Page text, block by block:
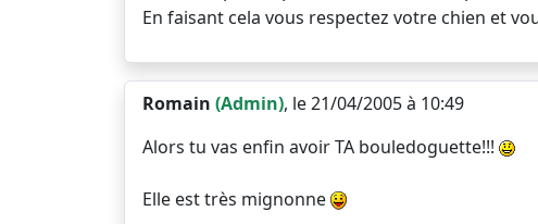
En faisant cela vous respectez votre chien et
Romain (Admin), le 21/04/2005 à 10:49
Alors tu vas enfin avoir TA bouledoguette!!!
Elle est très mignonne